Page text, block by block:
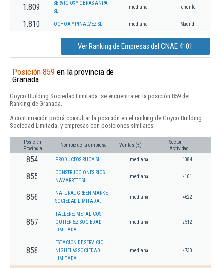
1.809
SERVICIOS Y OBRAS ANPA
SL.
mediana Tenerife
1.810 OCHOA Y PINALVEZ SL. mediana Madrid
Ver Ranking de Empresas del CNAE 4101
Posición 859 en la provincia de
Granada
Goyco Building Sociedad Limitada. se encuentra en la posición 859 del
Ranking de Granada.
A continuación podrá consultar la posición en el ranking de Goyco Building
Sociedad Limitada. y empresas con posiciones similares:
Posición
Provincia
Nombre de la empresa Ventas (€)
Sector
Actividad
854 PRODUCTOS RUCA SL mediana 1084
855
CONSTRUCCIONES RIOS
NAVARRETE SL
mediana 4101
856
NATURAL GREEN MARKET
SOCIEDAD LIMITADA.
mediana 4622
857
TALLERES METALICOS
GUTIERREZ SOCIEDAD
LIMITADA.
mediana 2512
858
ESTACION DE SERVICIO
NIGUELAS SOCIEDAD
LIMITADA.
mediana 4730